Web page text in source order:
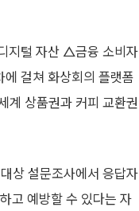
지털 자산 △금융 소비자
걸쳐 화상회의 플랫폼
상품권과 커피 교환권
상 설문조사에서 응답자
고 예방할 수 있다는 자